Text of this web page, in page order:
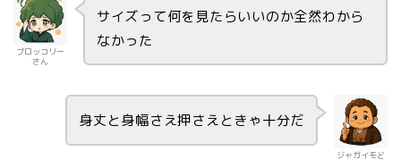
ブロッコリー
さん
サイズって何を見たらいいのか全然わから
なかった
ジャガイモど
身丈と身幅さえ押さえときゃ十分だ